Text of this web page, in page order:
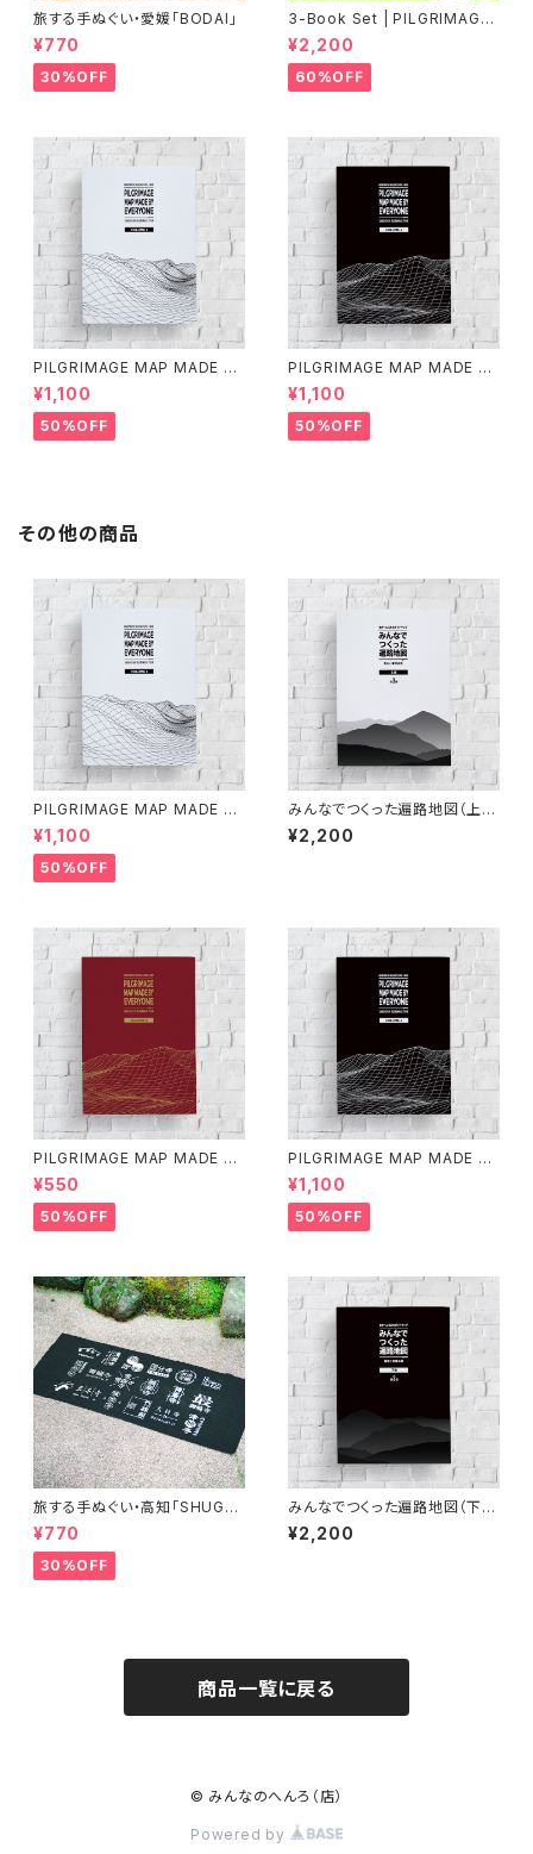
旅する手ぬぐい・愛媛「BODAI」
¥770
30%OFF
3-Book Set | PILGRIMAGE
MAP MADE BY EVERYONE
(Vol.1, Vol.2, Vol.3)《60%OF
F》
¥2,200
60%OFF
PILGRIMAGE MAP MADE BY
EVERYONE (VOLUME 1)
¥1,100
50%OFF
PILGRIMAGE MAP MADE BY
EVERYONE (VOLUME 2)
¥1,100
50%OFF
その他の商品
PILGRIMAGE MAP MADE BY
EVERYONE (VOLUME 1)
¥1,100
50%OFF
みんなでつくった遍路地図（上
巻）第3版
¥2,200
PILGRIMAGE MAP MADE BY
EVERYONE (VOLUME 3)
¥550
50%OFF
PILGRIMAGE MAP MADE BY
EVERYONE (VOLUME 2)
¥1,100
50%OFF
旅する手ぬぐい・高知「SHUGY
O」
¥770
30%OFF
みんなでつくった遍路地図（下
巻）第3版
¥2,200
商品一覧に戻る
© みんなのへんろ（店）
Powered by